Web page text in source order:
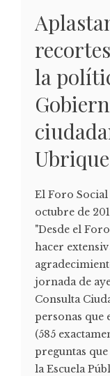
la
Ubrique
El Foro
octubre de
"Desde el
hacer
jornada de
Consulta
personas que
(585
preguntas
la Escuela